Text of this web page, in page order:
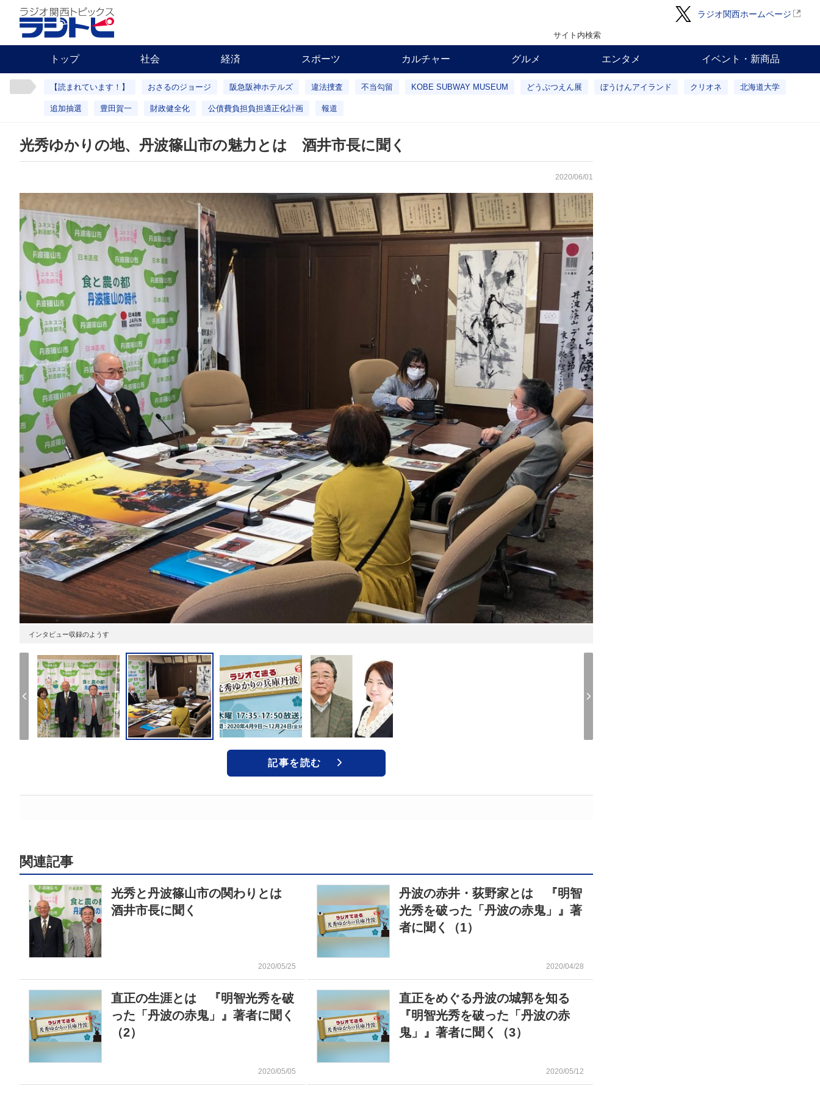
ラジオ関西ホームページ
サイト内検索
トップ 社会 経済 スポーツ カルチャー グルメ エンタメ イベント・新商品
【読まれています！】 おさるのジョージ 阪急阪神ホテルズ 違法捜査 不当勾留 KOBE SUBWAY MUSEUM どうぶつえん展 ぼうけんアイランド クリオネ 北海道大学
追加抽選 豊田賀一 財政健全化 公債費負担負担適正化計画 報道
光秀ゆかりの地、丹波篠山市の魅力とは 酒井市長に聞く
2020/06/01
インタビュー収録のようす
記事を読む
関連記事
光秀と丹波篠山市の関わりとは
酒井市長に聞く
2020/05/25
丹波の赤井・荻野家とは 『明智
光秀を破った「丹波の赤鬼」』著
者に聞く（1）
2020/04/28
直正の生涯とは 『明智光秀を破
った「丹波の赤鬼」』著者に聞く
（2）
2020/05/05
直正をめぐる丹波の城郭を知る
『明智光秀を破った「丹波の赤
鬼」』著者に聞く（3）
2020/05/12